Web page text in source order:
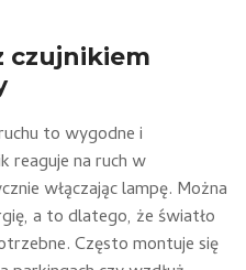
czujnikiem
to wygodne i
reaguje na ruch w
włączając lampę. Można
a to dlatego, że światło
Często montuje się